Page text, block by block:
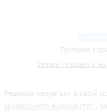
Правила
Умови і правила
Редакція керується в своїй
українського журналіста" ,